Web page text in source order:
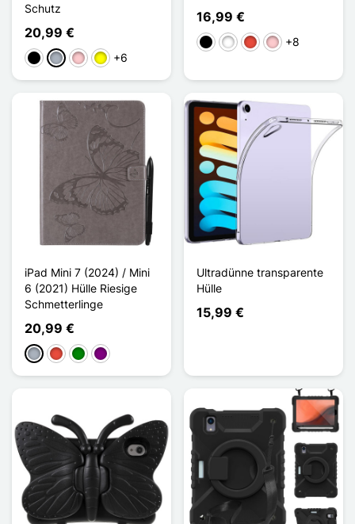
Schutz
20,99 €
Schwarz
GrauPinkGelb+6
16,99 €
Schwarz
WeißRot Pink+8
iPad Mini 7 (2024) / Mini
6 (2021) Hülle Riesige
Schmetterlinge
20,99 €
GrauRot GrünViolett
Ultradünne transparente
Hülle
15,99 €